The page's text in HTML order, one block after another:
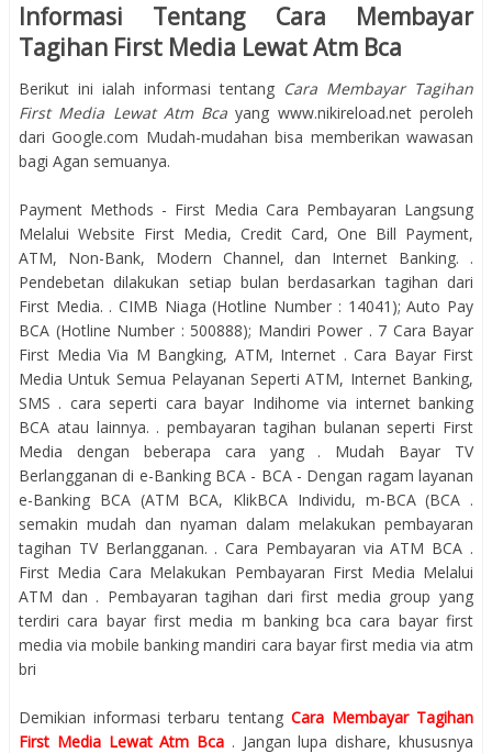
Informasi Tentang Cara Membayar
Tagihan First Media Lewat Atm Bca
Berikut ini ialah informasi tentang Cara Membayar Tagihan
First Media Lewat Atm Bcayang www.nikireload.net peroleh
dari Google.com Mudah-mudahan bisa memberikan wawasan
bagi Agan semuanya.
Payment Methods - First Media Cara Pembayaran Langsung
Melalui Website First Media, Credit Card, One Bill Payment,
ATM, Non-Bank, Modern Channel, dan Internet Banking. .
Pendebetan dilakukan setiap bulan berdasarkan tagihan dari
First Media. . CIMB Niaga (Hotline Number : 14041); Auto Pay
BCA (Hotline Number : 500888); Mandiri Power . 7 Cara Bayar
First Media Via M Bangking, ATM, Internet . Cara Bayar First
Media Untuk Semua Pelayanan Seperti ATM, Internet Banking,
SMS . cara seperti cara bayar Indihome via internet banking
BCA atau lainnya. . pembayaran tagihan bulanan seperti First
Media dengan beberapa cara yang . Mudah Bayar TV
Berlangganan di e-Banking BCA - BCA - Dengan ragam layanan
e-Banking BCA (ATM BCA, KlikBCA Individu, m-BCA (BCA .
semakin mudah dan nyaman dalam melakukan pembayaran
tagihan TV Berlangganan. . Cara Pembayaran via ATM BCA .
First Media Cara Melakukan Pembayaran First Media Melalui
ATM dan . Pembayaran tagihan dari first media group yang
terdiri cara bayar first media m banking bca cara bayar first
media via mobile banking mandiri cara bayar first media via atm
bri
Demikian informasi terbaru tentang Cara Membayar Tagihan
First Media Lewat Atm Bca . Jangan lupa dishare, khususnya